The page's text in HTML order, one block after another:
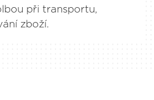
při transportu,
zboží.